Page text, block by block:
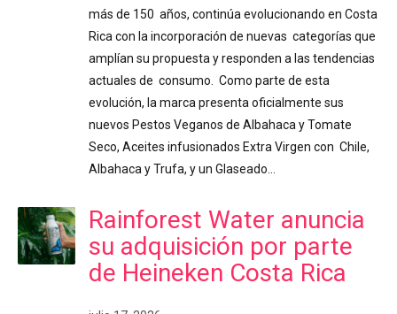
más de 150 años, continúa evolucionando en Costa
Rica con la incorporación de nuevas categorías que
amplían su propuesta y responden a las tendencias
actuales de consumo. Como parte de esta
evolución, la marca presenta oficialmente sus
nuevos Pestos Veganos de Albahaca y Tomate
Seco, Aceites infusionados Extra Virgen con Chile,
Albahaca y Trufa, y un Glaseado…
Rainforest Water anuncia
su adquisición por parte
de Heineken Costa Rica